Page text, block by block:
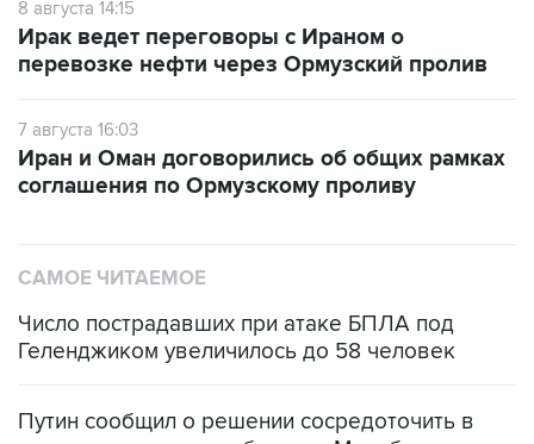
перевозке нефти через Ормузский пролив
7 августа 16:03
соглашения по Ормузскому проливу
Число пострадавших при атаке БПЛА под
Путин сообщил о решении сосредоточить в